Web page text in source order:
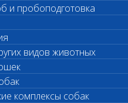
и пробоподготовка
видов животных
комплексы собак
прием проб на